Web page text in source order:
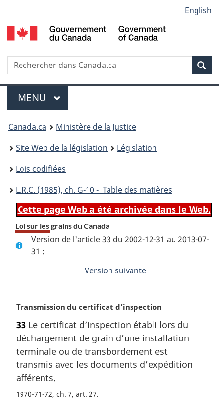
au
contenu
propos
de
la
HTML
simplifiée
selection
English
Recherche
Menu
MENU PRINCIPAL
You
are
here:
Canada.ca
Ministère de la Justice
Site Web de la législation
Législation
Lois codifiées
L.R.C. (1985), ch. G-10 - Table des matières
Cette page Web a été archivée dans le Web.
Loi sur les grains du Canada
Version de l'article 33 du 2002-12-31 au 2013-07-
31 :
Version suivante
N
t
e
m
a
g
i
Transmission du certificat d’inspection
33 Le certificat d’inspection établi lors du
déchargement de grain d’une installation
terminale ou de transbordement est
transmis avec les documents d’expédition
afférents.
1970-71-72, ch. 7, art. 27